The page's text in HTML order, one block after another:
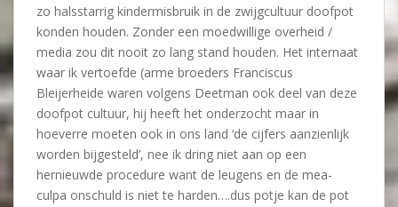
zo halsstarrig kindermisbruik in de zwijgcultuur doofpot
konden houden. Zonder een moedwillige overheid /
media zou dit nooit zo lang stand houden. Het internaat
waar ik vertoefde (arme broeders Franciscus
Bleijerheide waren volgens Deetman ook deel van deze
doofpot cultuur, hij heeft het onderzocht maar in
hoeverre moeten ook in ons land ‘de cijfers aanzienlijk
worden bijgesteld’, nee ik dring niet aan op een
hernieuwde procedure want de leugens en de mea-
culpa onschuld is niet te harden….dus potje kan de pot